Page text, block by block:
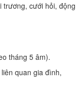
trương, cưới hỏi, động
tháng 5 âm).
quan gia đình,